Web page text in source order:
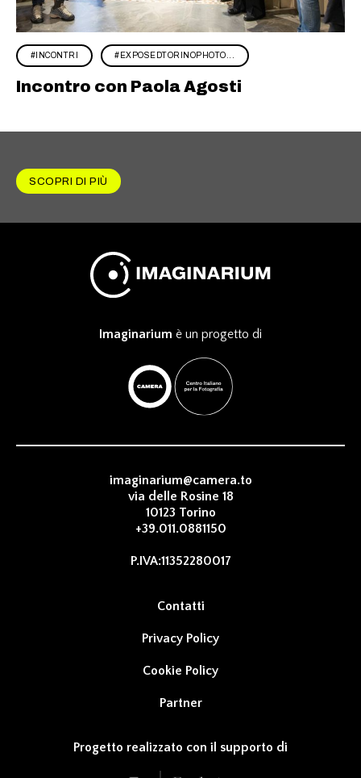
INCONTRI EXPOSEDTORINOPHOTO...
Incontro con Paola Agosti
SCOPRI DI PIÙ
Imaginarium è un progetto di
imaginarium@camera.to
via delle Rosine 18
10123 Torino
+39.011.0881150
P.IVA:11352280017
Contatti
Privacy Policy
Cookie Policy
Partner
Progetto realizzato con il supporto di